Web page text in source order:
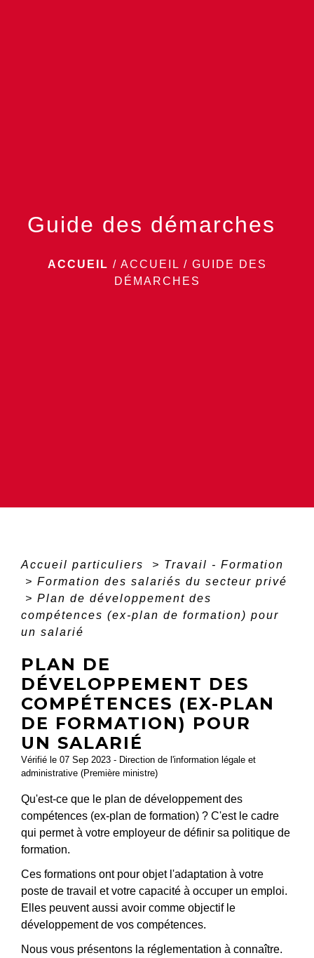
Guide des démarches
ACCUEIL / ACCUEIL / GUIDE DES
DÉMARCHES
Accueil particuliers > Travail - Formation
> Formation des salariés du secteur privé
> Plan de développement des
compétences (ex-plan de formation) pour
un salarié
PLAN DE
DÉVELOPPEMENT DES
COMPÉTENCES (EX-PLAN
DE FORMATION) POUR
UN SALARIÉ
Vérifié le 07 Sep 2023 - Direction de l'information légale et
administrative (Première ministre)
Qu'est-ce que le plan de développement des
compétences (ex-plan de formation) ? C'est le cadre
qui permet à votre employeur de définir sa politique de
formation.
Ces formations ont pour objet l'adaptation à votre
poste de travail et votre capacité à occuper un emploi.
Elles peuvent aussi avoir comme objectif le
développement de vos compétences.
Nous vous présentons la réglementation à connaître.